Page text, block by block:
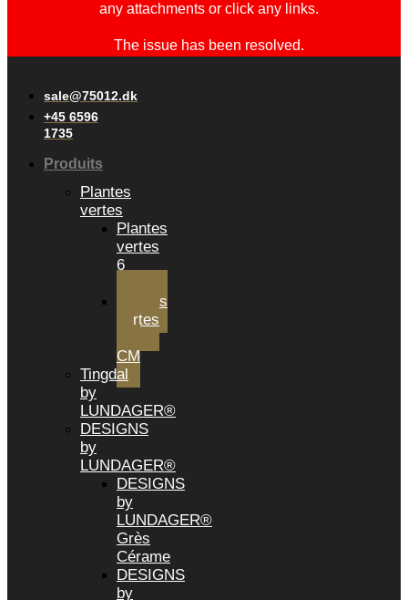
any attachments or click any links.
The issue has been resolved.
sale@75012.dk
+45 6596
1735
Produits
Plantes
vertes
Plantes
vertes
6
Plantes
vertes
CM
Tingdal
by
LUNDAGER®
DESIGNS
by
LUNDAGER®
DESIGNS
by
LUNDAGER®
Grès
Cérame
DESIGNS
by